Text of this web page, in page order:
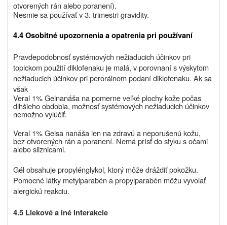
otvorených rán alebo poranení).
Nesmie sa používaťv 3. trimestri gravidity.
4.4 Osobitné upozornenia a opatrenia pri používaní
Pravdepodobnosť systémových nežiaducich účinkov pri
topickom použití diklofenaku je malá, v porovnaní s výskytom
nežiaducich účinkov pri perorálnom podaní diklofenaku. Ak sa
však
Veral 1% Gelnanáša na pomerne veľké plochy kože počas
dlhšieho obdobia, možnosť systémových nežiaducich účinkov
nemožno vylúčiť.
Veral 1% Gelsa nanáša len na zdravú a neporušenú kožu,
bez otvorených rán a poranení. Nemá prísť do styku s očami
alebo sliznicami.
Gél obsahuje propylénglykol, ktorý môže dráždiť pokožku.
Pomocné látky metylparabén a propylparabén môžu vyvolať
alergickú reakciu.
4.5 Liekové a iné interakcie